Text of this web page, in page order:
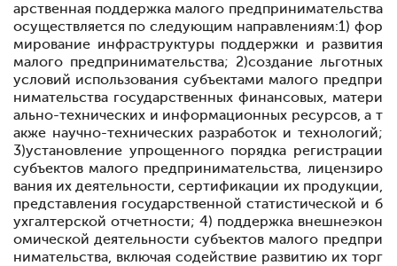
арственная поддержка малого предпринимательства
осуществляется по следующим направлениям:1) фор
мирование инфраструктуры поддержки и развития
малого предпринимательства; 2)создание льготных
условий использования субъектами малого предпри
нимательства государственных финансовых, матери
ально-технических и информационных ресурсов, а т
акже научно-технических разработок и технологий;
3)установление упрощенного порядка регистрации
субъектов малого предпринимательства, лицензиро
вания их деятельности, сертификации их продукции,
представления государственной статистической и б
ухгалтерской отчетности; 4) поддержка внешнеэкон
омической деятельности субъектов малого предпри
нимательства, включая содействие развитию их торг